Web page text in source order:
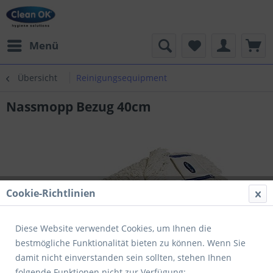
Menü
Übersicht Reinigungsequipment
Nassmopp Bezug 40cm
Cookie-Richtlinien
Diese Website verwendet Cookies, um Ihnen die
bestmögliche Funktionalität bieten zu können. Wenn Sie
damit nicht einverstanden sein sollten, stehen Ihnen